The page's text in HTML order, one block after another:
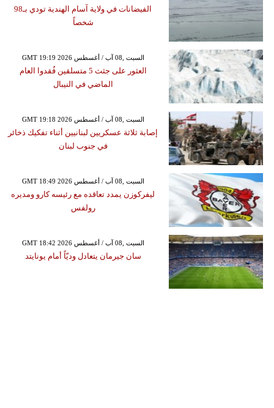
الفيضانات في ولاية آسام الهندية تودي بـ98
شخصاً
GMT 19:19 2026 السبت ,08 آب / أغسطس
العثور على جثث 5 متسلقين فُقدوا العام
الماضي في النيبال
GMT 19:18 2026 السبت ,08 آب / أغسطس
إصابة ثلاثة عسكريين لبنانيين أثناء تفكيك ذخائر
في جنوب لبنان
GMT 18:49 2026 السبت ,08 آب / أغسطس
ليفركوزن يمدد تعاقده مع رئيسه كارو ومديره
رولفس
GMT 18:42 2026 السبت ,08 آب / أغسطس
سان جيرمان يتعادل وديّاً أمام يونايتد